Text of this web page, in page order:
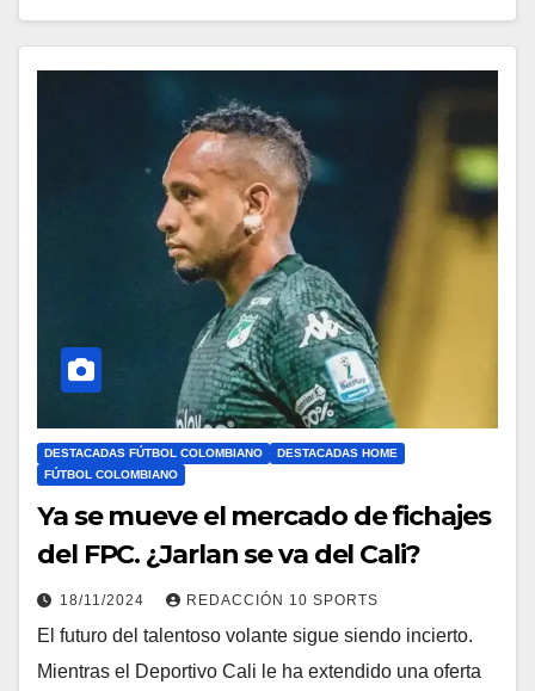
DESTACADAS FÚTBOL COLOMBIANO
DESTACADAS HOME
FÚTBOL COLOMBIANO
Ya se mueve el mercado de fichajes
del FPC. ¿Jarlan se va del Cali?
18/11/2024 REDACCIÓN 10 SPORTS
El futuro del talentoso volante sigue siendo incierto.
Mientras el Deportivo Cali le ha extendido una oferta